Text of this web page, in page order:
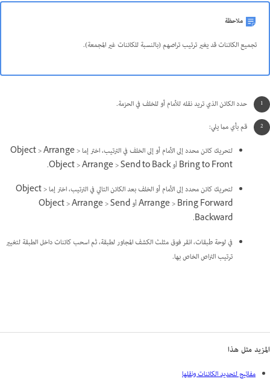
ملاحظة
تجميع الكائنات قد يغير ترتيب تراصهم (بالنسبة للكائنات غير المجمعة).
حدد الكائن الذي تريد نقله للأمام أو للخلف في الحزمة.
قم بأي مما يلي:
لتحريك كائن محدد إلى الأمام أو إلى الخلف في الترتيب، اختر إما Object > Arrange >
Bring to Front أو Object > Arrange > Send to Back.
لتحريك كائن محدد إلى الأمام أو الخلف بعد الكائن التالي في الترتيب، اختر إما Object >
Arrange > Bring Forward أو Object > Arrange > Send
Backward.
في لوحة طبقات، انقر فوق مثلث الكشف المجاور لطبقة، ثم اسحب كائنات داخل الطبقة لتغيير
ترتيب التراص الخاص بها.
المزيد مثل هذا
مفاتيح لتحديد الكائنات ونقلها